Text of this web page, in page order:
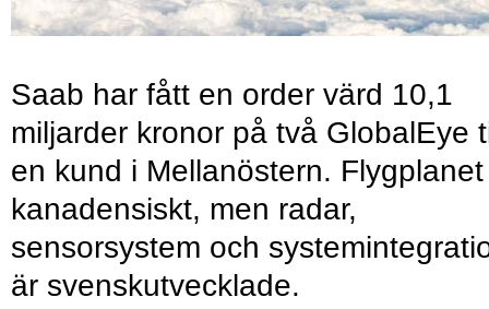
Saab har fått en order värd 10,1
miljarder kronor på två GlobalEye
en kund i Mellanöstern.
kanadensiskt, men radar,
sensorsystem och
är svenskutvecklade.